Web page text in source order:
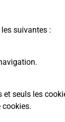
suivantes :
seuls les
cookies.